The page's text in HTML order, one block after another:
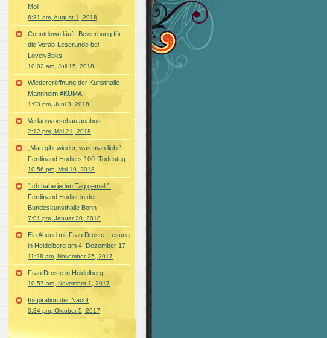
Moll
6:31 am, August 1, 2018
Countdown läuft: Bewerbung für
die Vorab-Leserunde bei
LovelyBoks
10:02 am, Juli 15, 2018
Wiedereröffnung der Kunsthalle
Mannheim #KUMA
1:03 pm, Juni 3, 2018
Verlagsvorschau acabus
2:12 pm, Mai 21, 2018
„Man gibt wieder, was man liebt“ –
Ferdinand Hodlers 100. Todestag
10:56 pm, Mai 19, 2018
“Ich habe jeden Tag gemalt”:
Ferdinand Hodler in der
Bundeskunsthalle Bonn
7:01 pm, Januar 20, 2018
Ein Abend mit Frau Droste: Lesung
in Heidelberg am 4. Dezember 17
11:28 am, November 25, 2017
Frau Droste in Heidelberg
10:57 am, November 1, 2017
Inspiration der Nacht
3:34 pm, Oktober 5, 2017